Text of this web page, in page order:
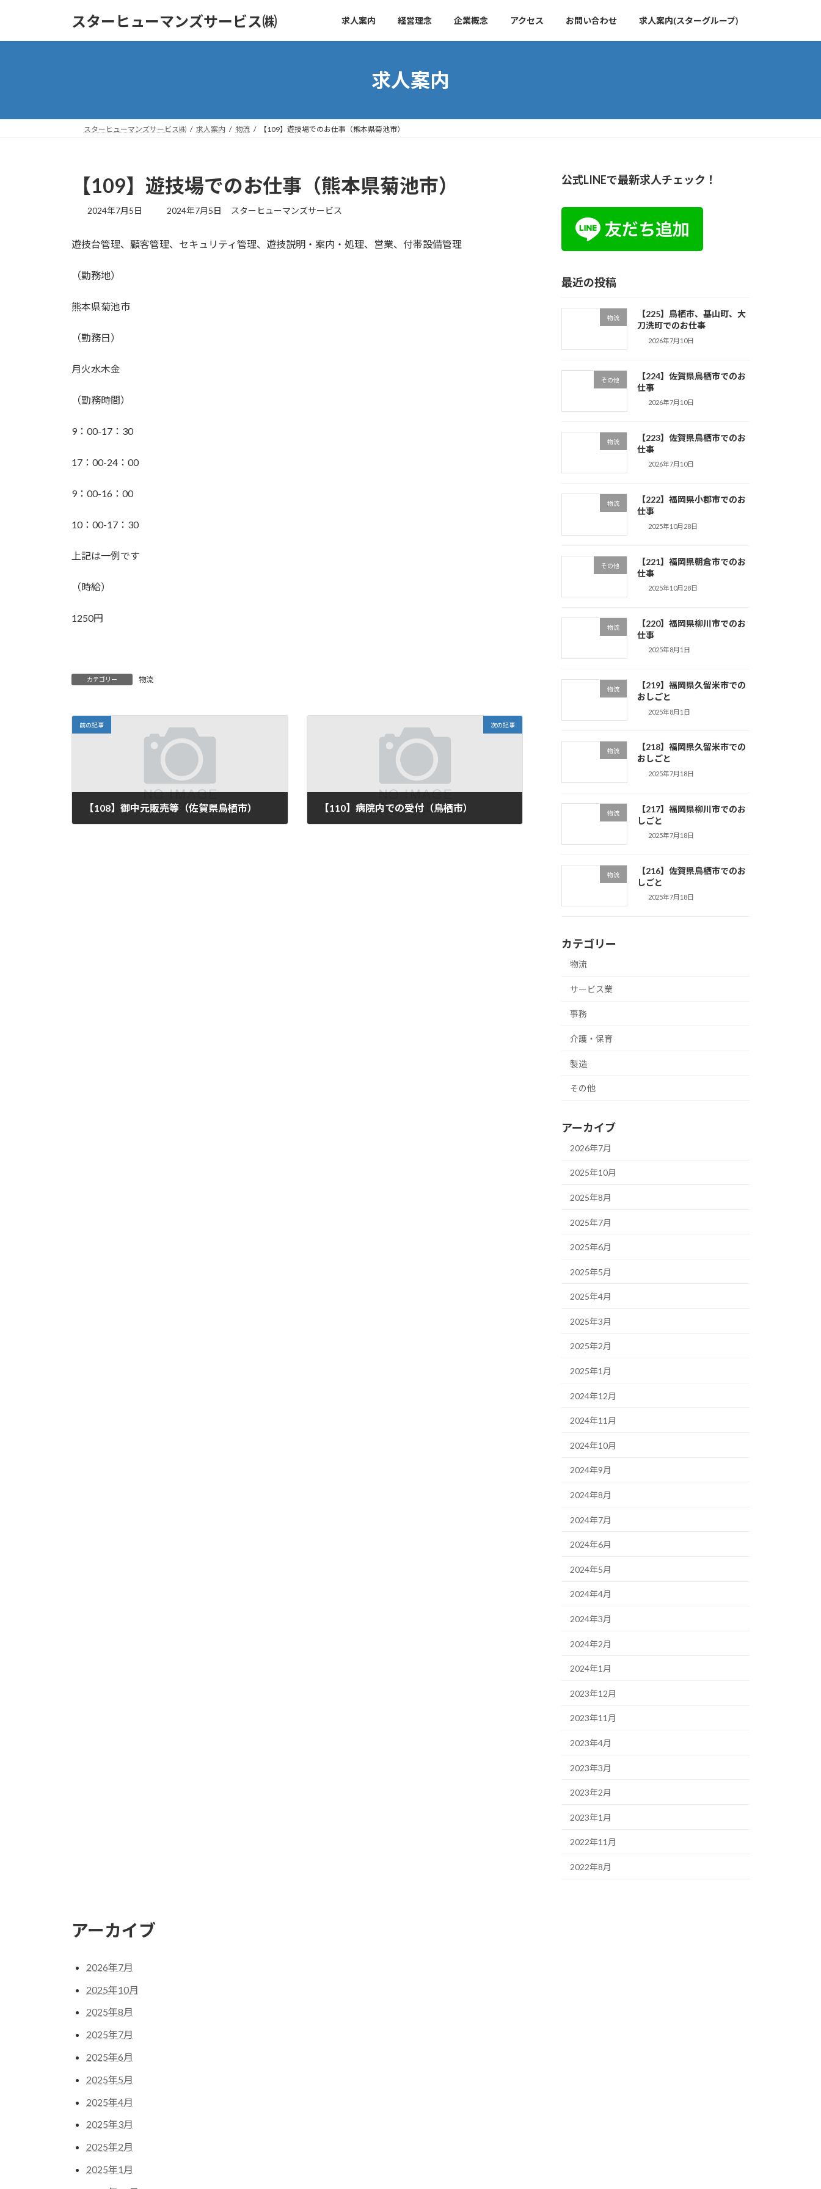
スターヒューマンズサービス㈱ 求人案内 経営理念 企業概念 アクセス お問い合わせ 求人案内(スターグループ)
求人案内
スターヒューマンズサービス㈱ 求人案内 物流 【109】遊技場でのお仕事（熊本県菊池市）
【109】遊技場でのお仕事（熊本県菊池市）
2024年7月5日
最
新
2024年7月5日 スターヒューマンズサービス
遊技台管理、顧客管理、セキュリティ管理、遊技説明・案内・処理、営業、付帯設備管理
（勤務地）
熊本県菊池市
（勤務日）
月火水木金
（勤務時間）
9：00-17：30
17：00-24：00
9：00-16：00
10：00-17：30
上記は一例です
（時給）
1250円
カテゴリー 物流
前の記事
【108】御中元販売等（佐賀県鳥栖市）
次の記事
【110】病院内での受付（鳥栖市）
公式LINEで最新求人チェック！
最近の投稿
物流
【225】鳥栖市、基山町、大
刀洗町でのお仕事
2026年7月10日
その他
【224】佐賀県鳥栖市でのお
仕事
2026年7月10日
物流
【223】佐賀県鳥栖市でのお
仕事
2026年7月10日
物流
【222】福岡県小郡市でのお
仕事
2025年10月28日
その他
【221】福岡県朝倉市でのお
仕事
2025年10月28日
物流
【220】福岡県柳川市でのお
仕事
2025年8月1日
物流
【219】福岡県久留米市での
おしごと
2025年8月1日
物流
【218】福岡県久留米市での
おしごと
2025年7月18日
物流
【217】福岡県柳川市でのお
しごと
2025年7月18日
物流
【216】佐賀県鳥栖市でのお
しごと
2025年7月18日
カテゴリー
物流
サービス業
事務
介護・保育
製造
その他
アーカイブ
2026年7月
2025年10月
2025年8月
2025年7月
2025年6月
2025年5月
2025年4月
2025年3月
2025年2月
2025年1月
2024年12月
2024年11月
2024年10月
2024年9月
2024年8月
2024年7月
2024年6月
2024年5月
2024年4月
2024年3月
2024年2月
2024年1月
2023年12月
2023年11月
2023年4月
2023年3月
2023年2月
2023年1月
2022年11月
2022年8月
アーカイブ
2026年7月
2025年10月
2025年8月
2025年7月
2025年6月
2025年5月
2025年4月
2025年3月
2025年2月
2025年1月